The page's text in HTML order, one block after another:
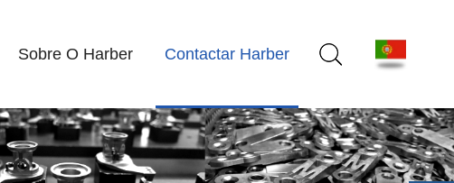
Sobre O Harber Contactar Harber